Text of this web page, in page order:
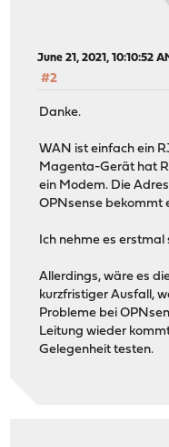
June 21, 2021, 10:10:52
#2
Danke.
WAN ist einfach ein
Magenta-Gerät hat
ein Modem. Die
OPNsense bekommt
Ich nehme es
Allerdings, wäre es
kurzfristiger Ausfall,
Probleme bei
Leitung wieder
Gelegenheit testen.